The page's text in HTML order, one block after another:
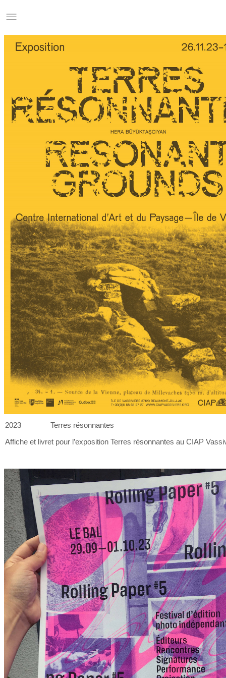
2023
Terres résonnantes
Affiche et livret pour l’exposition Terres résonnantes au CIAP